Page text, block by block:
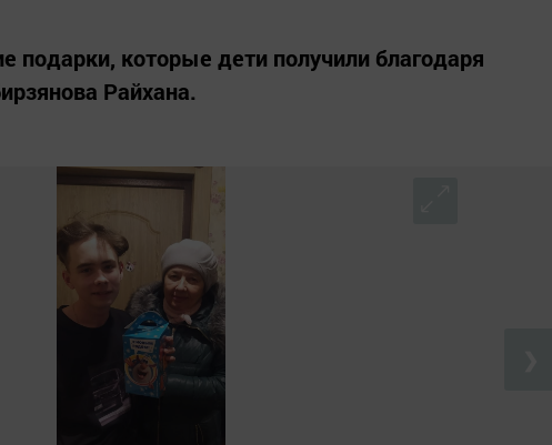
подарки, которые дети получили благодаря
Райхана.